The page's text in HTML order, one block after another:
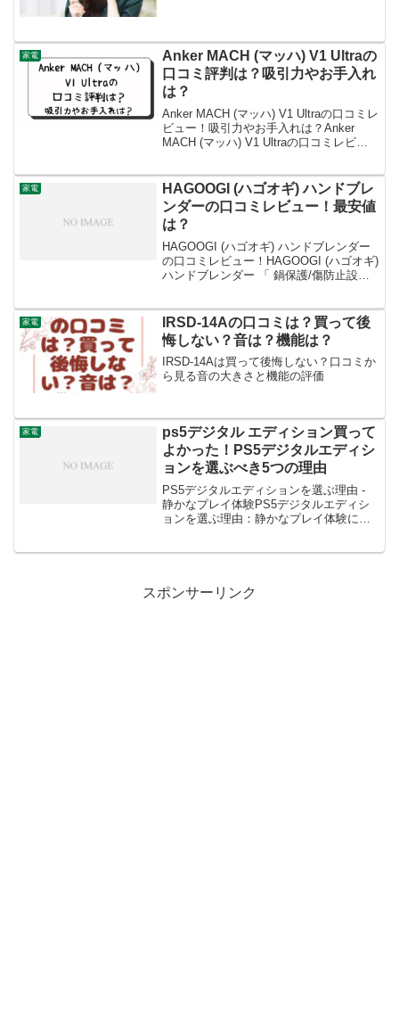
家電
Anker MACH (マッハ) V1 Ultraの
口コミ評判は？吸引力やお手入れ
は？
Anker MACH (マッハ) V1 Ultraの口コミレ
ビュー！吸引力やお手入れは？Anker
MACH (マッハ) V1 Ultraの口コミレビュ
Anker MA...
家電
HAGOOGI (ハゴオギ) ハンドブレ
ンダーの口コミレビュー！最安値
は？
HAGOOGI (ハゴオギ) ハンドブレンダー
の口コミレビュー！HAGOOGI (ハゴオギ)
ハンドブレンダー 「 鍋保護/傷防止設計
セッサー 調理器具...
家電
IRSD-14Aの口コミは？買って後
悔しない？音は？機能は？
IRSD-14Aは買って後悔しない？口コミか
ら見る音の大きさと機能の評価
家電
ps5デジタル エディション買って
よかった！PS5デジタルエディシ
ョンを選ぶべき5つの理由
PS5デジタルエディションを選ぶ理由 -
静かなプレイ体験PS5デジタルエディシ
ョンを選ぶ理由：静かなプレイ体験に特
スポンサーリンク